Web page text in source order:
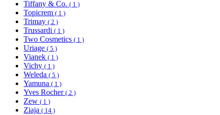
Tiffany & Co. ( 1 )
Topicrem ( 1 )
Trimay ( 2 )
Trussardi ( 1 )
Two Cosmetics ( 1 )
Uriage ( 5 )
Vianek ( 1 )
Vichy ( 1 )
Weleda ( 5 )
Yamuna ( 1 )
Yves Rocher ( 2 )
Zew ( 1 )
Ziaja ( 14 )